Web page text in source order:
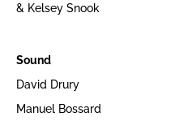
& Kelsey Snook
Sound
David Drury
Manuel Bossard